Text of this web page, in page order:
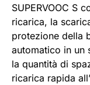
SUPERVOOC S
ricarica, la
protezione della
automatico in un
la quantità di
ricarica rapida